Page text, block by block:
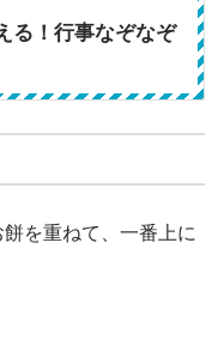
る！行事なぞなぞ
を重ねて、一番上に